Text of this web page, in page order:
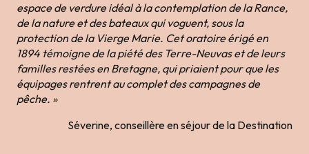
espace de verdure idéal à la contemplation de la Rance,
de la nature et des bateaux qui voguent, sous la
protection de la Vierge Marie. Cet oratoire érigé en
1894 témoigne de la piété des Terre-Neuvas et de leurs
familles restées en Bretagne, qui priaient pour que les
équipages rentrent au complet des campagnes de
pêche. »
Séverine, conseillère en séjour de la Destination